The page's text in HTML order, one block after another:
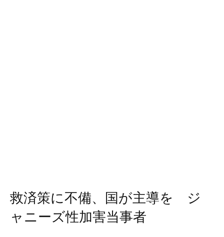
救済策に不備、国が主導を ジ
ャニーズ性加害当事者